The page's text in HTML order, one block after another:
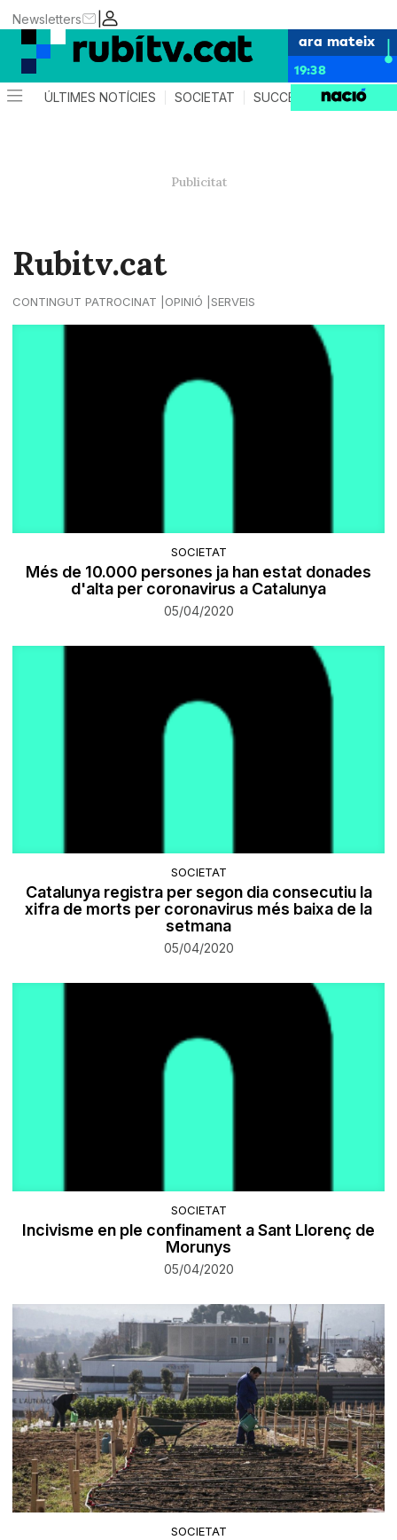
|
Newsletters
ara mateix
19:38
ÚLTIMES NOTÍCIES SOCIETAT SUCCESSOS
Rubitv.cat
CONTINGUT PATROCINAT OPINIÓ SERVEIS
SOCIETAT
Més de 10.000 persones ja han estat donades
d'alta per coronavirus a Catalunya
05/04/2020
SOCIETAT
Catalunya registra per segon dia consecutiu la
xifra de morts per coronavirus més baixa de la
setmana
05/04/2020
SOCIETAT
Incivisme en ple confinament a Sant Llorenç de
Morunys
05/04/2020
SOCIETAT